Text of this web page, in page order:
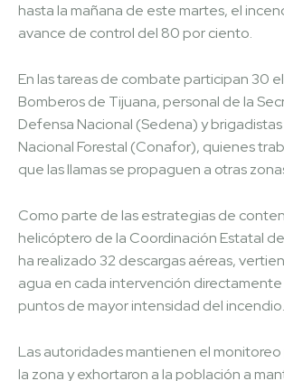
hasta la mañana de este martes, el
avance de control del 80 por ciento.
En las tareas de combate participan 30
Bomberos de Tijuana, personal de la
Defensa Nacional (Sedena) y
Nacional Forestal (Conafor), quienes
que las llamas se propaguen a otras
Como parte de las estrategias de
helicóptero de la Coordinación Estatal
ha realizado 32 descargas aéreas,
agua en cada intervención directamente
puntos de mayor intensidad del incendio.
Las autoridades mantienen el
la zona y exhortaron a la población a